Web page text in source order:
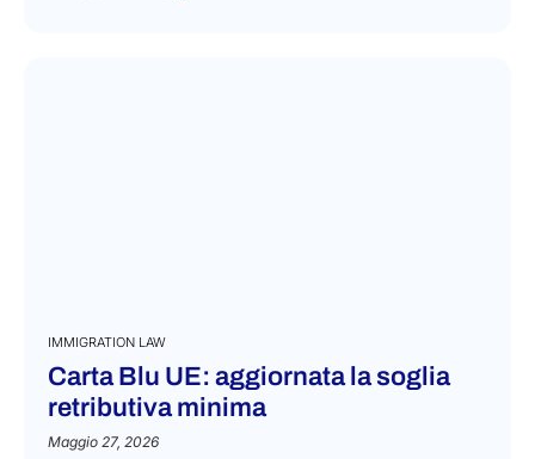
IMMIGRATION LAW
Carta Blu UE: aggiornata la soglia
retributiva minima
Maggio 27, 2026